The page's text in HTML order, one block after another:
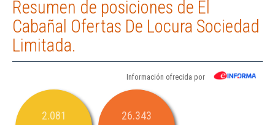
Resumen de posiciones de El
Cabañal Ofertas De Locura Sociedad
Limitada.
Información ofrecida por
2.081 26.343